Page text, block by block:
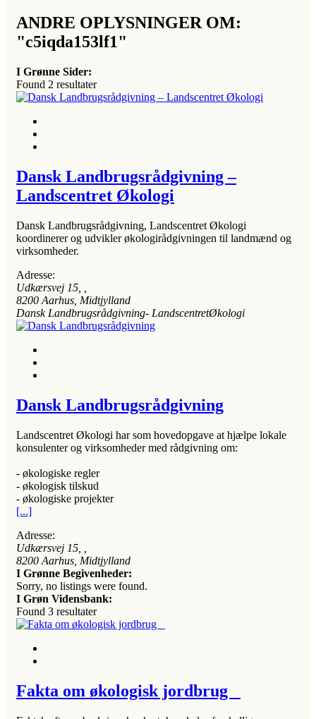
ANDRE OPLYSNINGER OM:
"c5iqda153lf1"
I Grønne Sider:
Found 2 resultater
Dansk Landbrugsrådgivning –
Landscentret Økologi
Dansk Landbrugsrådgivning, Landscentret Økologi
koordinerer og udvikler økologirådgivningen til landmænd og
virksomheder.
Adresse:
Udkærsvej 15
8200 Aarhus, Midtjylland
Dansk Landbrugsrådgivning- LandscentretØkologi
Dansk Landbrugsrådgivning
Landscentret Økologi har som hovedopgave at hjælpe lokale
konsulenter og virksomheder med rådgivning om:
- økologiske regler
- økologisk tilskud
- økologiske projekter
[...]
Adresse:
Udkærsvej 15
8200 Aarhus, Midtjylland
I Grønne Begivenheder:
Sorry, no listings were found.
I Grøn Vidensbank:
Found 3 resultater
Fakta om økologisk jordbrug